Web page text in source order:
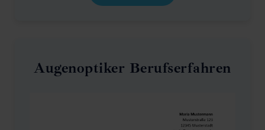
Augenoptiker Berufserfahren